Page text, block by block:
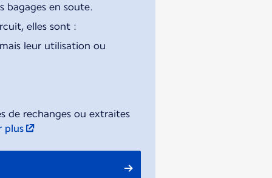
bagages en soute.
elles sont :
leur utilisation ou
de rechanges ou extraites
plus